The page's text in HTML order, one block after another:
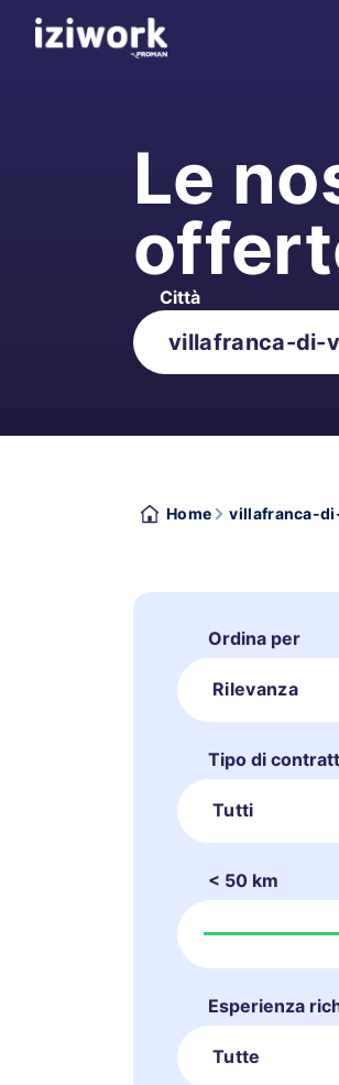
Le
Città
Home villafranca-
Ordina per
Rilevanza
Tipo di
Tutti
< 50 km
Esperienza
Tutte